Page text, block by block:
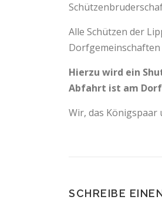
Alle Schützen der
Hierzu wird ein
Abfahrt ist am
Wir, das
SCHREIBE